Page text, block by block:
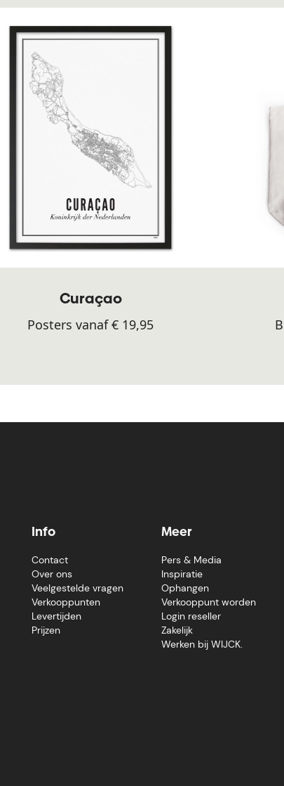
Curaçao
Posters vanaf € 19,95
Info
Contact
Over ons
Veelgestelde vragen
Verkooppunten
Levertijden
Prijzen
Meer
Pers & Media
Inspiratie
Ophangen
Verkooppunt worden
Login reseller
Zakelijk
Werken bij WIJCK.